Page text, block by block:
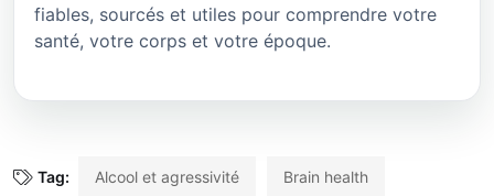
fiables, sourcés et utiles pour comprendre votre
santé, votre corps et votre époque.
Tag: Alcool et agressivité Brain health